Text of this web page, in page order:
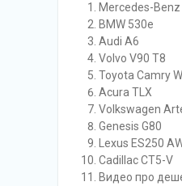
Mercedes-Benz
BMW 530e
Audi A6
Volvo V90 T8
Toyota Camry
Acura TLX
Volkswagen
Genesis G80
Lexus ES250
Cadillac CT5-V
Видео про